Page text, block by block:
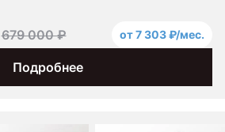
Подробнее
679 000 ₽ от 7 303 ₽/мес.